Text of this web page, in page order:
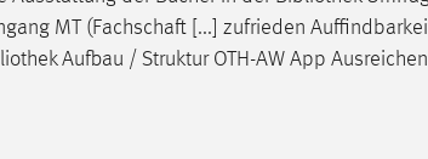
MT (Fachschaft [...] zufrieden
Aufbau / Struktur OTH-AW App